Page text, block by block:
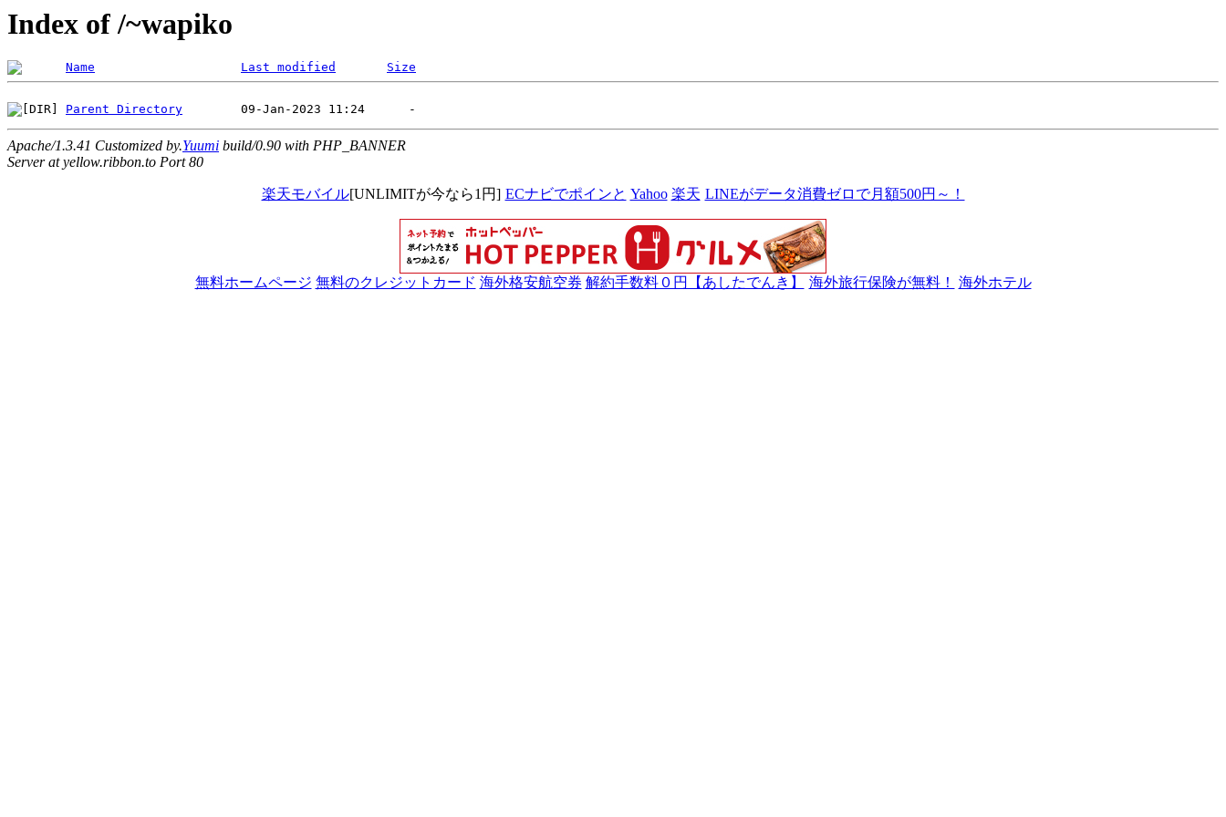
Index of /~wapiko
Name Last modified Size
Parent Directory
Apache/1.3.41 Customized by.Yuumi build/0.90 with PHP_BANNER
Server at yellow.ribbon.to Port 80
楽天モバイル[UNLIMITが今なら1円] ECナビでポインと Yahoo 楽天 LINEがデータ消費ゼロで月額500円～！
無料ホームページ 無料のクレジットカード 海外格安航空券 解約手数料０円【あしたでんき】 海外旅行保険が無料！ 海外ホテル